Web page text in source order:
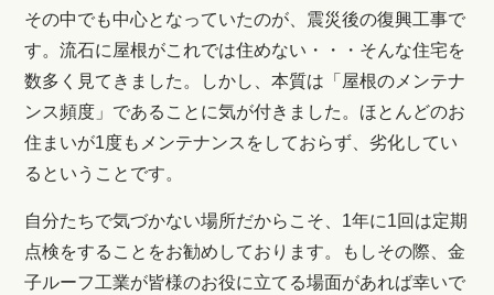
その中でも中心となっていたのが、震災後の復興工事で
す。流石に屋根がこれでは住めない・・・そんな住宅を
数多く見てきました。しかし、本質は「屋根のメンテナ
ンス頻度」であることに気が付きました。ほとんどのお
住まいが1度もメンテナンスをしておらず、劣化してい
るということです。
自分たちで気づかない場所だからこそ、1年に1回は定期
点検をすることをお勧めしております。もしその際、金
子ルーフ工業が皆様のお役に立てる場面があれば幸いで